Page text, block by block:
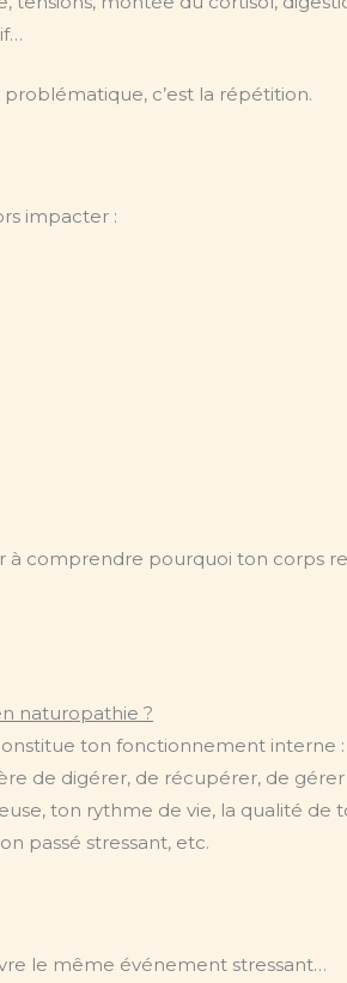
problématique, c’est la répétition.
impacter :
à comprendre pourquoi ton corps
naturopathie ?
ton fonctionnement interne
de digérer, de récupérer, de
ton rythme de vie, la qualité de
passé stressant, etc.
le même événement stressant…